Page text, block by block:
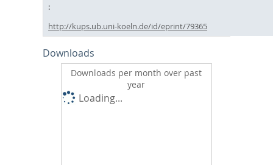
http://kups.ub.uni-koeln.de/id/eprint/79365
Downloads
Downloads per month over past
year
Loading...